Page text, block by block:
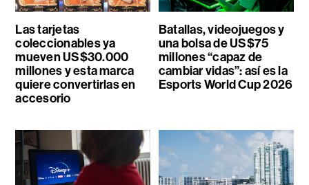
Las tarjetas
coleccionables ya
mueven US$30.000
millones y esta marca
quiere convertirlas en
accesorio
Batallas, videojuegos y
una bolsa de US$75
millones “capaz de
cambiar vidas”: así es la
Esports World Cup 2026